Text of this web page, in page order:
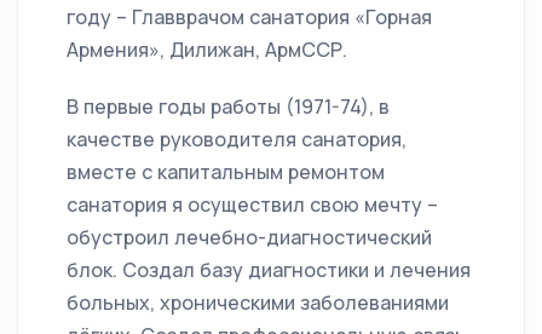
году – Главврачом санатория «Горная
Армения», Дилижан, АрмССР.
В первые годы работы (1971-74), в
качестве руководителя санатория,
вместе с капитальным ремонтом
санатория я осуществил свою мечту –
обустроил лечебно-диагностический
блок. Создал базу диагностики и лечения
больных, хроническими заболеваниями